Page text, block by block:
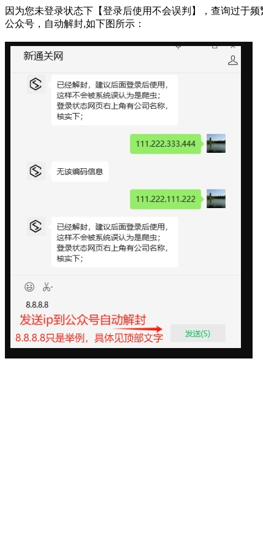
因为您未登录状态下【登录后使用不会误判】，查询过于频
公众号，自动解封,如下图所示：